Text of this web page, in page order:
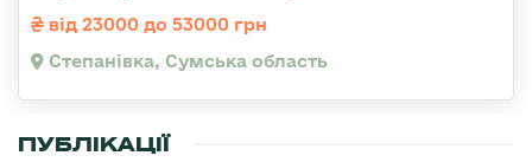
від 23000 до 53000 грн
Степанівка, Сумська область
ПУБЛІКАЦІЇ